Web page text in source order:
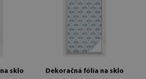
sklo
Dekoračná fólia na sklo